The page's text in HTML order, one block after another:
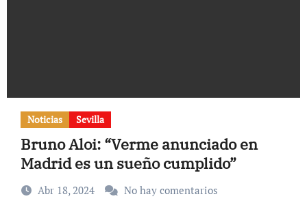
Noticias Sevilla
Bruno Aloi: “Verme anunciado en
Madrid es un sueño cumplido”
Abr 18, 2024 No hay comentarios